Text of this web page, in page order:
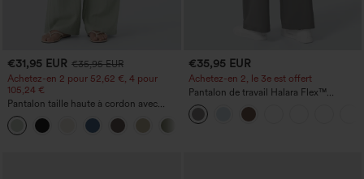
€31,95 EUR €35,95 EUR
Achetez-en 2 pour 52,62 €, 4 pour
105,24 €
Pantalon taille haute à cordon avec
poches, jambe large et coupe ample,
style décontracté, effet lin
€35,95 EUR
Achetez-en 2, le 3e est offert
Pantalon de travail Halara Flex™
DayStretch à taille haute, avec poches et
coupe droite